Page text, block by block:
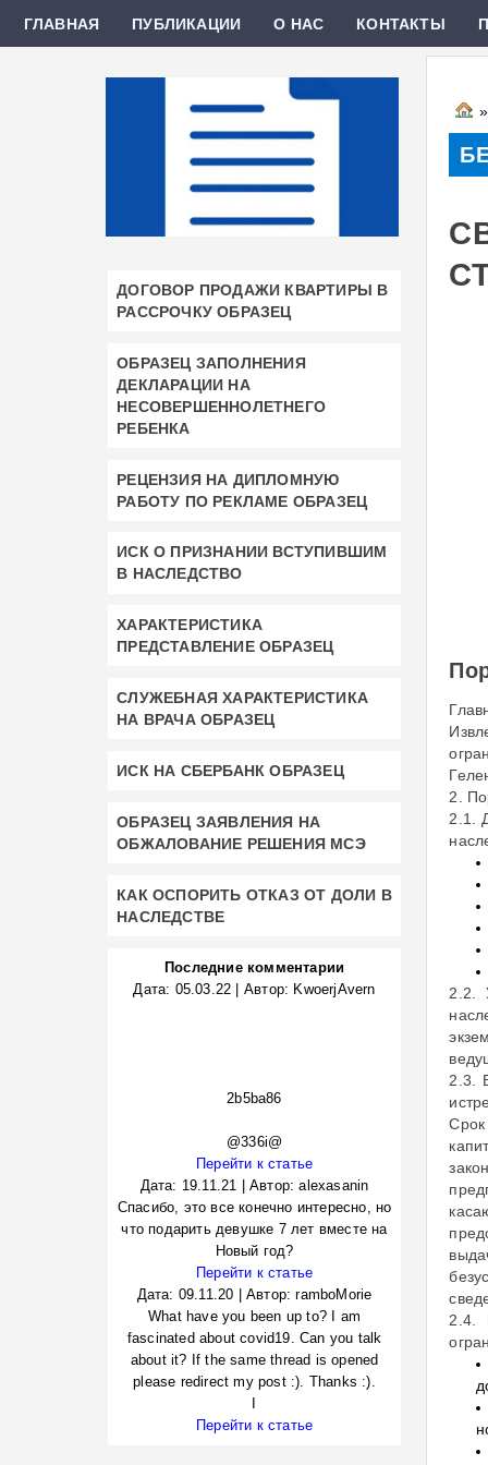
»
2.
2.1.
2.2.
2.3.
2.4.
ДОГОВОР ПРОДАЖИ КВАРТИРЫ В
РАССРОЧКУ ОБРАЗЕЦ
ОБРАЗЕЦ ЗАПОЛНЕНИЯ
ДЕКЛАРАЦИИ НА
НЕСОВЕРШЕННОЛЕТНЕГО
РЕБЕНКА
РЕЦЕНЗИЯ НА ДИПЛОМНУЮ
РАБОТУ ПО РЕКЛАМЕ ОБРАЗЕЦ
ИСК О ПРИЗНАНИИ ВСТУПИВШИМ
В НАСЛЕДСТВО
ХАРАКТЕРИСТИКА
ПРЕДСТАВЛЕНИЕ ОБРАЗЕЦ
СЛУЖЕБНАЯ ХАРАКТЕРИСТИКА
НА ВРАЧА ОБРАЗЕЦ
ИСК НА СБЕРБАНК ОБРАЗЕЦ
ОБРАЗЕЦ ЗАЯВЛЕНИЯ НА
ОБЖАЛОВАНИЕ РЕШЕНИЯ МСЭ
КАК ОСПОРИТЬ ОТКАЗ ОТ ДОЛИ В
НАСЛЕДСТВЕ
Последние комментарии
Дата: 05.03.22 Автор: KwoerjAvern
2b5ba86
@336i@
Перейти к статье
Дата: 19.11.21 |Автор:alexasanin
Спасибо, это все конечно интересно, но
что подарить девушке 7 лет вместе на
Новый год?
Перейти к статье
Дата: 09.11.20 |Автор:ramboMorie
What have you been up to? I am
fascinated about covid19. Can you talk
about it? If the same thread is opened
please redirect my post :). Thanks :).
Перейти к статье
ГЛАВНАЯ ПУБЛИКАЦИИ О НАС КОНТАКТЫ